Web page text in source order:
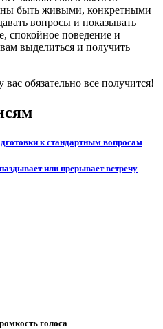
быть живыми, конкретными
вопросы и показывать
спокойное поведение и
выделиться и получить
обязательно все получится!
к стандартным вопросам
или прерывает встречу
голоса